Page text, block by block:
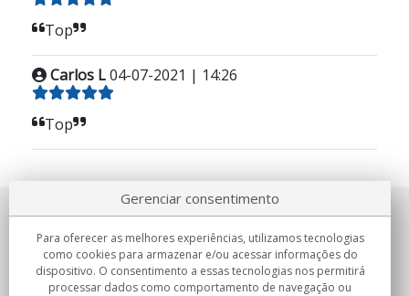
Top
Carlos L04-07-2021 | 14:26
Top
Sobre nosotros
Compromissos
Gerenciar consentimento
Para oferecer as melhores experiências, utilizamos tecnologias
como cookies para armazenar e/ou acessar informações do
dispositivo. O consentimento a essas tecnologias nos permitirá
processar dados como comportamento de navegação ou